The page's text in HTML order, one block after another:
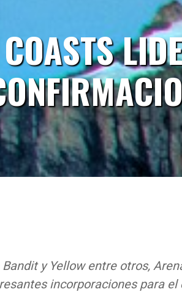
y Yellow entre otros,
incorporaciones para el